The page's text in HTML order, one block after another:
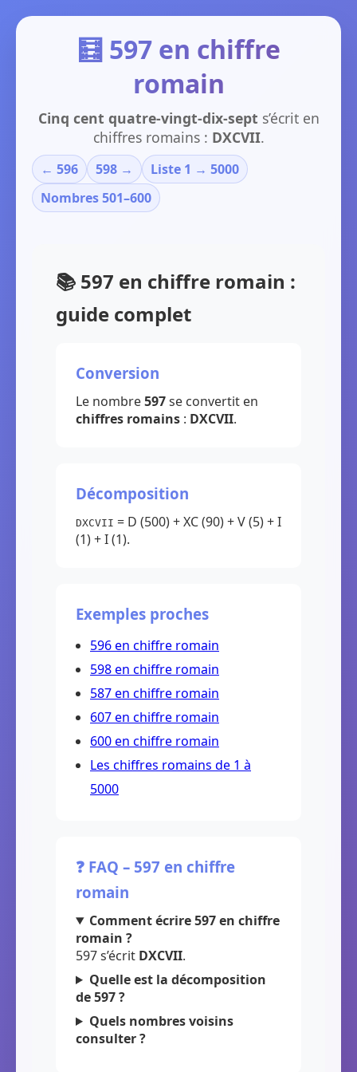
🧮 597 en chiffre
romain
Cinq cent quatre-vingt-dix-sept s’écrit en
chiffres romains : DXCVII.
← 596 598 →
Liste 1 → 5000
Nombres 501–600
📚 597 en chiffre romain :
guide complet
Conversion
Le nombre597se convertit en
chiffres romains : DXCVII.
Décomposition
DXCVII = D (500) + XC (90) + V (5) + I
(1) + I (1).
Exemples proches
596 en chiffre romain
598 en chiffre romain
587 en chiffre romain
607 en chiffre romain
600 en chiffre romain
Les chiffres romains de 1 à
5000
❓ FAQ – 597 en chiffre
romain
Comment écrire 597 en chiffre
romain ?
597 s’écrit DXCVII.
Quelle est la décomposition
de 597 ?
Quels nombres voisins
consulter ?